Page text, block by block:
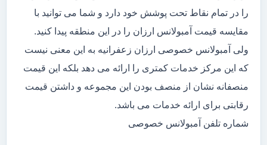
را در تمام نقاط تحت پوشش خود دارد و شما می توانید با
مقایسه قیمت آمبولانس ارزان را در این منطقه پیدا کنید.
ولی آمبولانس خصوصی ارزان زعفرانیه به این معنی نیست
که این مرکز خدمات کمتری را ارائه می دهد بلکه این قیمت
منصفانه نشان از منصف بودن این مجموعه و داشتن قیمت
رقابتی برای ارائه خدمات می باشد.
شماره تلفن آمبولانس خصوصی